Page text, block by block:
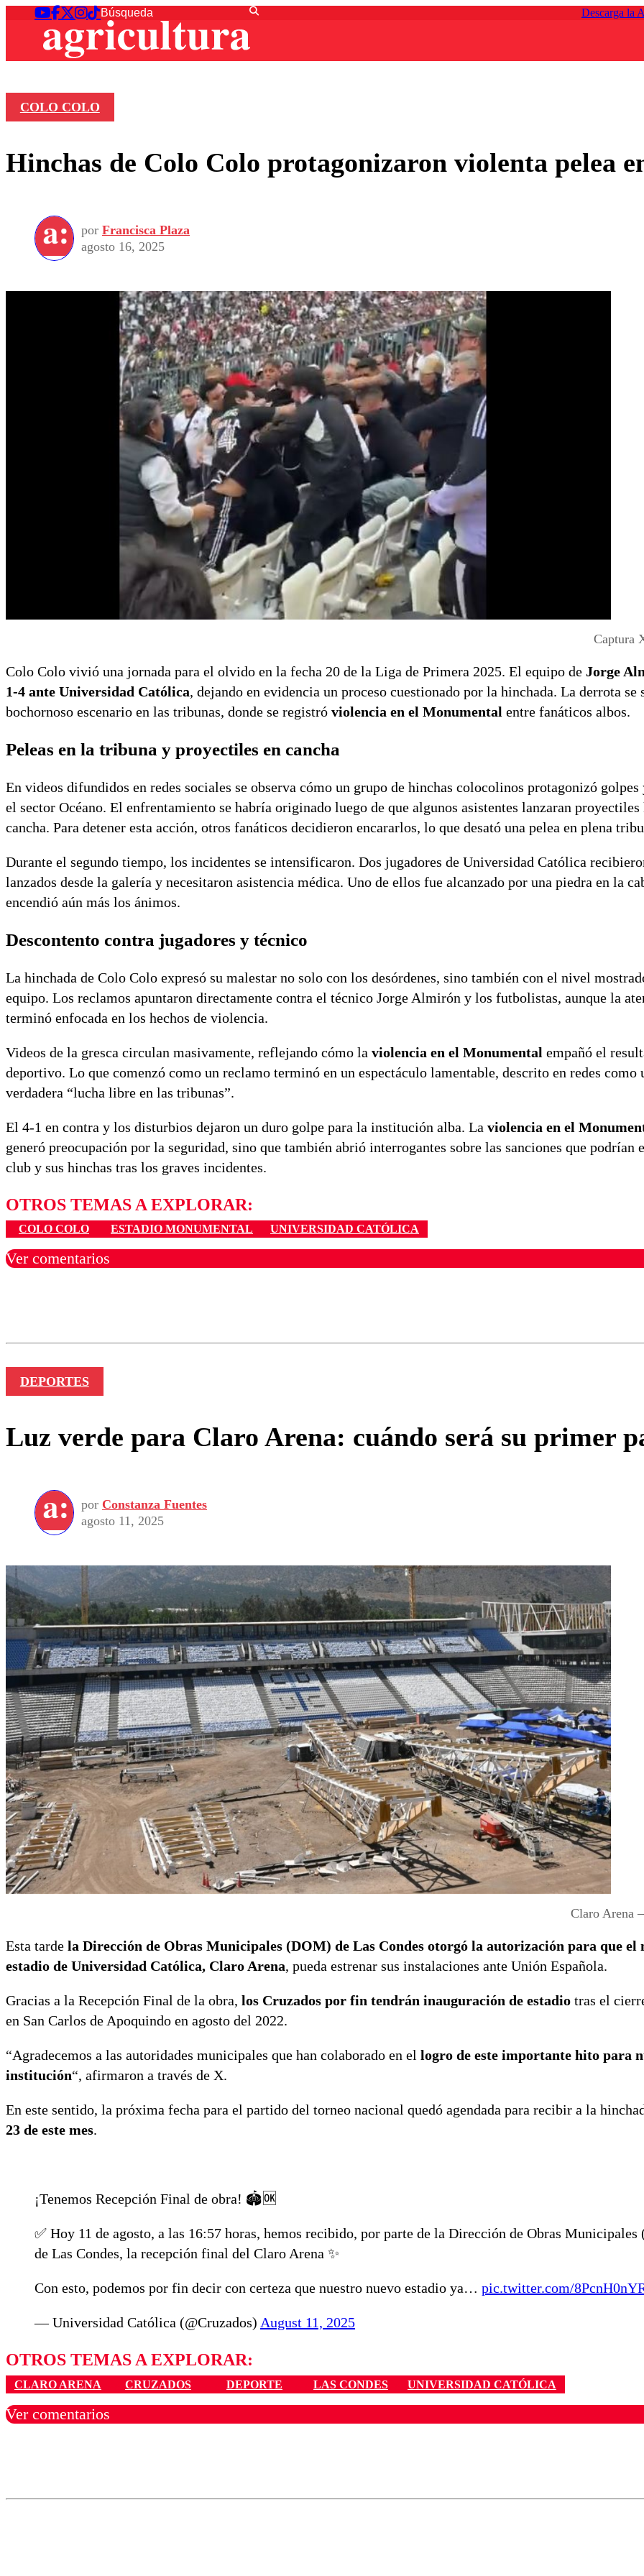
Descarga la
COLO COLO
Hinchas de Colo Colo protagonizaron violenta pelea
por Francisca Plaza
agosto 16, 2025
Captura
Colo Colo vivió una jornada para el olvido en la fecha 20 de la Liga de Primera 2025. El equipo de Jorge
1-4 ante Universidad Católica, dejando en evidencia un proceso cuestionado por la hinchada. La derrota se
bochornoso escenario en las tribunas, donde se registró violencia en el Monumental entre fanáticos albos.
Peleas en la tribuna y proyectiles en cancha
En videos difundidos en redes sociales se observa cómo un grupo de hinchas colocolinos protagonizó golpes
el sector Océano. El enfrentamiento se habría originado luego de que algunos asistentes lanzaran proyectiles
cancha. Para detener esta acción, otros fanáticos decidieron encararlos, lo que desató una pelea en plena
Durante el segundo tiempo, los incidentes se intensificaron. Dos jugadores de Universidad Católica
lanzados desde la galería y necesitaron asistencia médica. Uno de ellos fue alcanzado por una piedra en la
encendió aún más los ánimos.
Descontento contra jugadores y técnico
La hinchada de Colo Colo expresó su malestar no solo con los desórdenes, sino también con el nivel
equipo. Los reclamos apuntaron directamente contra el técnico Jorge Almirón y los futbolistas, aunque la
terminó enfocada en los hechos de violencia.
Videos de la gresca circulan masivamente, reflejando cómo la violencia en el Monumental empañó el
deportivo. Lo que comenzó como un reclamo terminó en un espectáculo lamentable, descrito en redes como
verdadera “lucha libre en las tribunas”.
El 4-1 en contra y los disturbios dejaron un duro golpe para la institución alba. La violencia en el
generó preocupación por la seguridad, sino que también abrió interrogantes sobre las sanciones que podrían
club y sus hinchas tras los graves incidentes.
OTROS TEMAS A EXPLORAR:
COLO COLO ESTADIO MONUMENTAL UNIVERSIDAD CATÓLICA
Ver comentarios
DEPORTES
Luz verde para Claro Arena: cuándo será su primer
por Constanza Fuentes
agosto 11, 2025
Claro Arena
Esta tarde la Dirección de Obras Municipales (DOM) de Las Condes otorgó la autorización para que el
estadio de Universidad Católica, Claro Arena, pueda estrenar sus instalaciones ante Unión Española.
Gracias a la Recepción Final de la obra, los Cruzados por fin tendrán inauguración de estadio tras el
en San Carlos de Apoquindo en agosto del 2022.
“Agradecemos a las autoridades municipales que han colaborado en el logro de este importante hito para
institución“, afirmaron a través de X.
En este sentido, la próxima fecha para el partido del torneo nacional quedó agendada para recibir a la
23 de este mes.
¡Tenemos Recepción Final de obra! 🏟️🆗
✅ Hoy 11 de agosto, a las 16:57 horas, hemos recibido, por parte de la Dirección de Obras Municipales
de Las Condes, la recepción final del Claro Arena ✨
Con esto, podemos por fin decir con certeza que nuestro nuevo estadio ya… pic.twitter.com/
— Universidad Católica (@Cruzados) August 11, 2025
OTROS TEMAS A EXPLORAR:
CLARO ARENA CRUZADOS DEPORTE LAS CONDES UNIVERSIDAD CATÓLICA
Ver comentarios